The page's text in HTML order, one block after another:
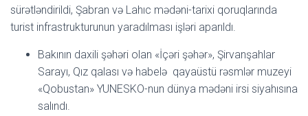
sürətləndirildi, Şabran və Lahıc mədəni-tarixi qoruqlarında
turist infrastrukturunun yaradılması işləri aparıldı.
Bakının daxili şəhəri olan «İçəri şəhər», Şirvanşahlar
Sarayı, Qız qalası və habelə qayaüstü rəsmlər muzeyi
«Qobustan» YUNESKO-nun dünya mədəni irsi siyahısına
salındı.